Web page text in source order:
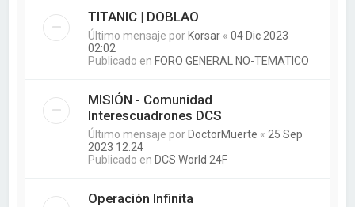
TITANIC | DOBLAO
Último mensaje por Korsar «04 Dic 2023
02:02
Publicado en FORO GENERAL NO-TEMATICO
MISIÓN - Comunidad
Interescuadrones DCS
Último mensaje por DoctorMuerte « 25 Sep
2023 12:24
Publicado en DCS World 24F
Operación Infinita